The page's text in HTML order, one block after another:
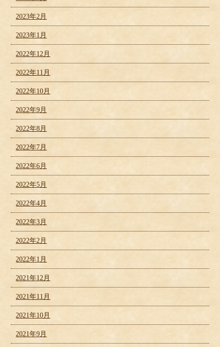
2023年2月
2023年1月
2022年12月
2022年11月
2022年10月
2022年9月
2022年8月
2022年7月
2022年6月
2022年5月
2022年4月
2022年3月
2022年2月
2022年1月
2021年12月
2021年11月
2021年10月
2021年9月